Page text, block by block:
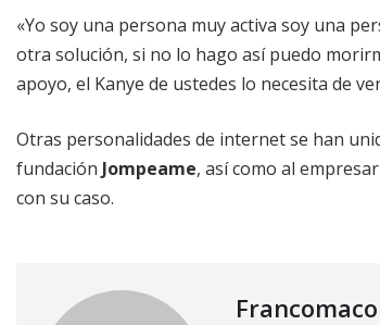
«Yo soy una persona muy activa soy una
otra solución, si no lo hago así puedo
apoyo, el Kanye de ustedes lo necesita de
Otras personalidades de internet se han
fundación Jompeame, así como al
con su caso.